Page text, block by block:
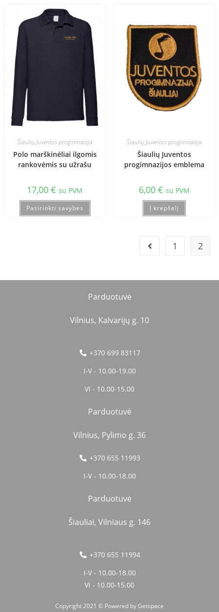
Šiaulių Juventos progimnazija
Polo marškinėliai ilgomis
rankovėmis su užrašu
17,00 € su PVM
Pasirinkti savybes
Šiaulių Juventos progimnazija
Šiaulių Juventos
progimnazijos emblema
6,00 € su PVM
Į krepšelį
1 2
Parduotuvė
Vilnius, Kalvarijų g. 10
+370 699 83117
I-V - 10.00-19.00
VI - 10.00-15.00
Parduotuvė
Vilnius, Pylimo g. 36
+370 655 11993
I-V - 10.00-18.00
Parduotuvė
Šiauliai, Vilniaus g. 146
+370 655 11994
I-V - 10.00-18.00
VI - 10.00-15.00
Copyright 2021 © Powered byGetspace